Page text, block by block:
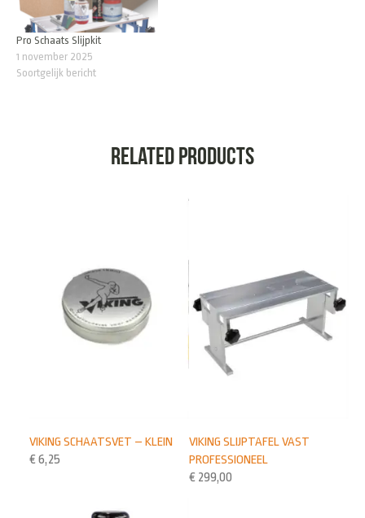
Pro Schaats Slijpkit
1 november 2025
Soortgelijk bericht
Related products
VIKING SLIJPTAFEL VAST
PROFESSIONEEL
€ 299,00
VIKING SCHAATSVET – KLEIN
€ 6,25